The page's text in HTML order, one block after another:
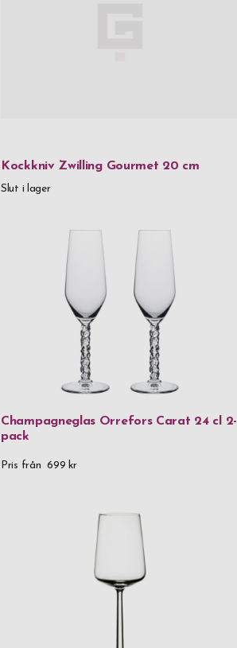
Kockkniv Zwilling Gourmet 20 cm
Slut i lager
Champagneglas Orrefors Carat 24 cl 2-
pack
Pris från 699 kr